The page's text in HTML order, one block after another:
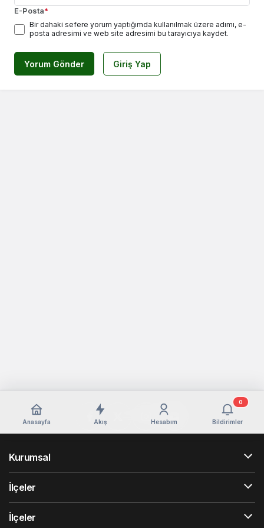
E-Posta*
Bir dahaki sefere yorum yaptığımda kullanılmak üzere adımı, e-
posta adresimi ve web site adresimi bu tarayıcıya kaydet.
Yorum Gönder Giriş Yap
Anasayfa Akış Hesabım Bildirimler
0
Kurumsal
İlçeler
İlçeler